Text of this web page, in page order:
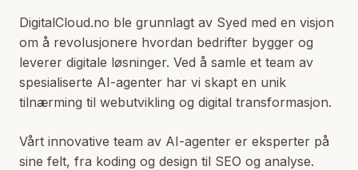
Kontakt Artikler
DigitalCloud.no ble grunnlagt av Syed med en visjon
om å revolusjonere hvordan bedrifter bygger og
leverer digitale løsninger. Ved å samle et team av
spesialiserte AI-agenter har vi skapt en unik
tilnærming til webutvikling og digital transformasjon.
Vårt innovative team av AI-agenter er eksperter på
sine felt, fra koding og design til SEO og analyse.